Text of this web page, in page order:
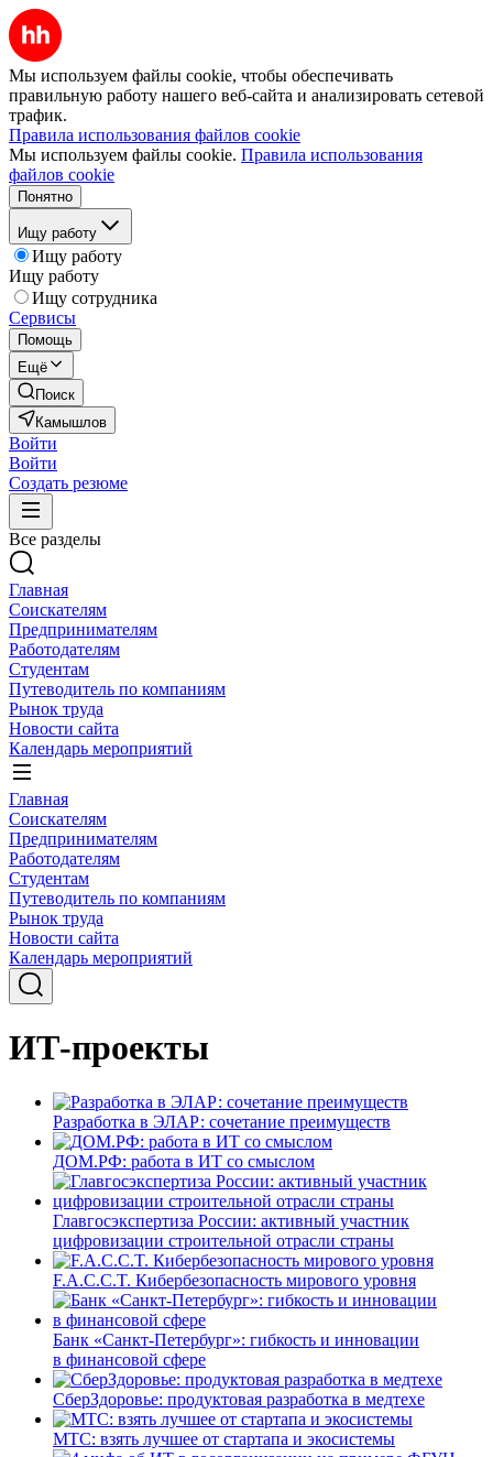
Мы используем файлы cookie, чтобы обеспечивать
правильную работу нашего веб-сайта и анализировать сетевой
трафик.
Правила использования файлов cookie
Мы используем файлы cookie. Правила использования
файлов cookie
Понятно
Ищу работу
Ищу работу
Ищу работу
Ищу сотрудника
Сервисы
Помощь
Ещё
Поиск
Камышлов
Войти
Войти
Создать резюме
Все разделы
Главная
Соискателям
Предпринимателям
Работодателям
Студентам
Путеводитель по компаниям
Рынок труда
Новости сайта
Календарь мероприятий
Главная
Соискателям
Предпринимателям
Работодателям
Студентам
Путеводитель по компаниям
Рынок труда
Новости сайта
Календарь мероприятий
ИТ-проекты
Разработка в ЭЛАР: сочетание преимуществ
ДОМ.РФ: работа в ИТ со смыслом
Главгосэкспертиза России: активный участник
цифровизации строительной отрасли страны
F.A.C.C.T. Кибербезопасность мирового уровня
Банк «Санкт-Петербург»: гибкость и инновации
в финансовой сфере
СберЗдоровье: продуктовая разработка в медтехе
МТС: взять лучшее от стартапа и экосистемы